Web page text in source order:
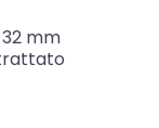
32 mm